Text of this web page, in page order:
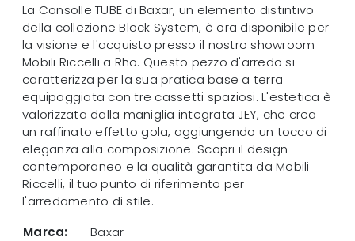
La Consolle TUBE di Baxar, un elemento distintivo
della collezione Block System, è ora disponibile per
la visione e l'acquisto presso il nostro showroom
Mobili Riccelli a Rho. Questo pezzo d'arredo si
caratterizza per la sua pratica base a terra
equipaggiata con tre cassetti spaziosi. L'estetica è
valorizzata dalla maniglia integrata JEY, che crea
un raffinato effetto gola, aggiungendo un tocco di
eleganza alla composizione. Scopri il design
contemporaneo e la qualità garantita da Mobili
Riccelli, il tuo punto di riferimento per
l'arredamento di stile.
Marca:
Baxar